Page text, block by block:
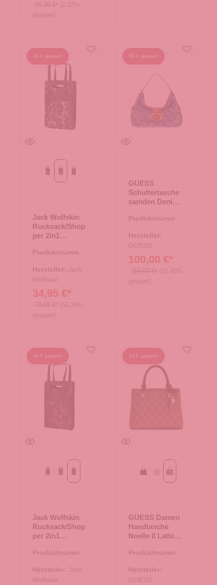
99,00 €* (2.02%
gespart)
45 € gespart
graphit all over
night blue all over
phantom all over
Jack Wolfskin
Rucksack/Shop
per 2in1
blue all over
Produktnummer:
Hersteller: Jack
Wolfskin
34,95 €*
79,95 €* (56.29%
gespart)
55 € gespart
GUESS
Schultertasche
camden Denim
Produktnummer:
Hersteller:
GUESS
100,00 €*
155,00 €* (35.48%
gespart)
40 € gespart
graphit all over
night blue all over
phantom all over
Jack Wolfskin
Rucksack/Shop
per 2in1
phantom all
Produktnummer:
Hersteller: Jack
Wolfskin
53 € gespart
Black Bone Logo
Latte Logo/
GUESS Damen
Handtasche
Noelle II Latte
Produktnummer:
Hersteller:
GUESS